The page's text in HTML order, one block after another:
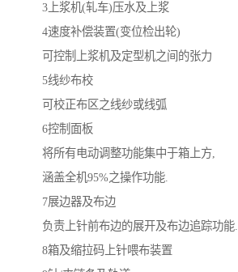
3上浆机(轧车)压水及上浆
4速度补偿装置(变位检出轮)
可控制上浆机及定型机之间的张力
5线纱布校
可校正布区之线纱或线弧
6控制面板
将所有电动调整功能集中于箱上方,
涵盖全机95%之操作功能.
7展边器及布边
负责上针前布边的展开及布边追踪功能.
8箱及缩拉码上针喂布装置